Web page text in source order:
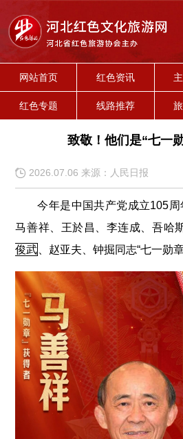
网站首页 红色资讯
红色专题 线路推荐
致敬！他们是“七一
2026.07.06 来源：人民日报
今年是中国共产党成立105
马善祥、王於昌、李连成、吾哈
俊武 、赵亚夫、钟掘同志“七一勋章